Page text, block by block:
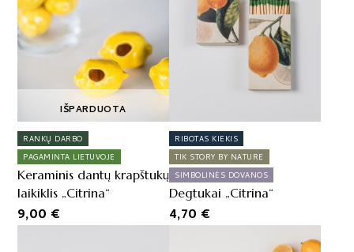
RANKŲ DARBO
PAGAMINTA LIETUVOJE
Keraminis dantų krapštukų
laikiklis „Citrina“
9,00 €
IŠPARDUOTA
RIBOTAS KIEKIS
TIK STORY BY NATURE
SIMBOLINĖS DOVANOS
Degtukai „Citrina“
4,70 €